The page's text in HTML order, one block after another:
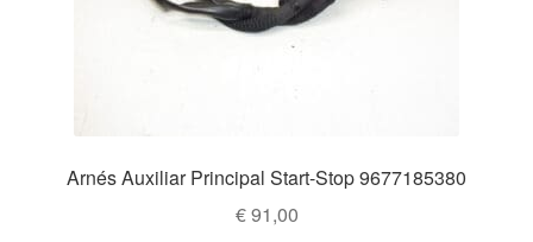
Arnés Auxiliar Principal Start-Stop 9677185380
€91,00